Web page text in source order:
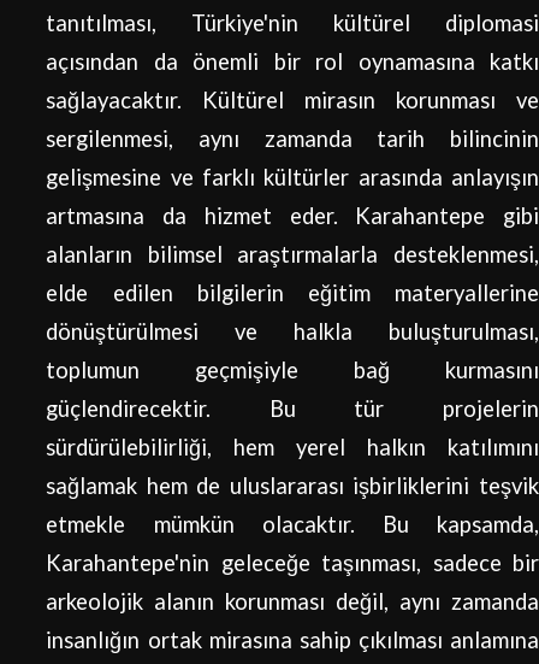
tanıtılması, Türkiye'nin kültürel diplomasi
açısından da önemli bir rol oynamasına katkı
sağlayacaktır. Kültürel mirasın korunması ve
sergilenmesi, aynı zamanda tarih bilincinin
gelişmesine ve farklı kültürler arasında anlayışın
artmasına da hizmet eder. Karahantepe gibi
alanların bilimsel araştırmalarla desteklenmesi,
elde edilen bilgilerin eğitim materyallerine
dönüştürülmesi ve halkla buluşturulması,
toplumun geçmişiyle bağ kurmasını
güçlendirecektir. Bu tür projelerin
sürdürülebilirliği, hem yerel halkın katılımını
sağlamak hem de uluslararası işbirliklerini teşvik
etmekle mümkün olacaktır. Bu kapsamda,
Karahantepe'nin geleceğe taşınması, sadece bir
arkeolojik alanın korunması değil, aynı zamanda
insanlığın ortak mirasına sahip çıkılması anlamına